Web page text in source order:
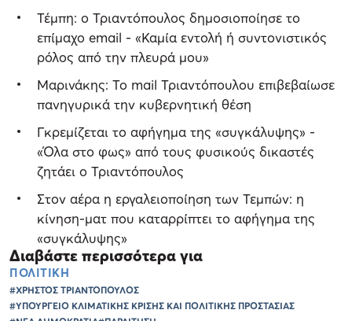
Τέμπη: ο Τριαντόπουλος δημοσιοποίησε το
επίμαχο email - «Καμία εντολή ή συντονιστικός
ρόλος από την πλευρά μου»
Μαρινάκης: Το mail Τριαντόπουλου επιβεβαίωσε
πανηγυρικά την κυβερνητική θέση
Γκρεμίζεται το αφήγημα της «συγκάλυψης» -
«Όλα στο φως» από τους φυσικούς δικαστές
ζητάει ο Τριαντόπουλος
Στον αέρα η εργαλειοποίηση των Τεμπών: η
κίνηση-ματ που καταρρίπτει το αφήγημα της
«συγκάλυψης»
Διαβάστε περισσότερα για
ΠΟΛΙΤΙΚΗ
#ΧΡΗΣΤΟΣ ΤΡΙΑΝΤΟΠΟΥΛΟΣ
#ΥΠΟΥΡΓΕΙΟ ΚΛΙΜΑΤΙΚΗΣ ΚΡΙΣΗΣ ΚΑΙ ΠΟΛΙΤΙΚΗΣ ΠΡΟΣΤΑΣΙΑΣ